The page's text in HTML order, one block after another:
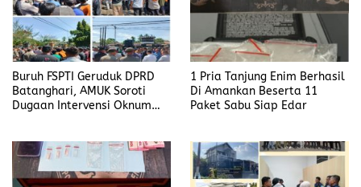
Buruh FSPTI Geruduk DPRD
Batanghari, AMUK Soroti
Dugaan Intervensi Oknum
1 Pria Tanjung Enim Berhasil
Di Amankan Beserta 11
Paket Sabu Siap Edar